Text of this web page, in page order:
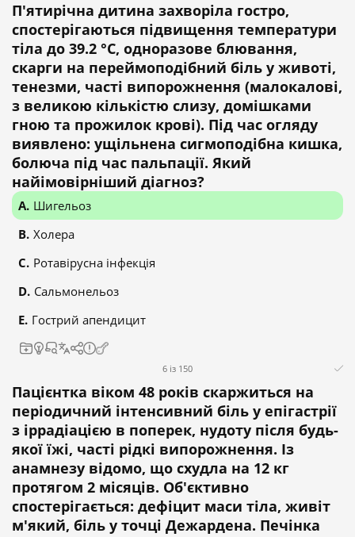
П'ятирічна дитина захворіла гостро,
спостерігаються підвищення температури
тіла до 39.2 °С, одноразове блювання,
скарги на переймоподібний біль у животі,
тенезми, часті випорожнення (малокалові,
з великою кількістю слизу, домішками
гною та прожилок крові). Під час огляду
виявлено: ущільнена сигмоподібна кишка,
болюча під час пальпації. Який
найімовірніший діагноз?
Шигельоз
Холера
Ротавірусна інфекція
Сальмонельоз
Гострий апендицит
6 із 150
Пацієнтка віком 48 років скаржиться на
періодичний інтенсивний біль у епігастрії
з іррадіацією в поперек, нудоту після будь-
якої їжі, часті рідкі випорожнення. Із
анамнезу відомо, що схудла на 12 кг
протягом 2 місяців. Об'єктивно
спостерігається: дефіцит маси тіла, живіт
м'який, біль у точці Дежардена. Печінка